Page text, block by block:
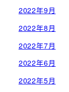
2022年9月
2022年8月
2022年7月
2022年6月
2022年5月